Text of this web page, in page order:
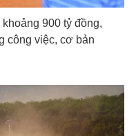
khoảng900 tỷ đồng,
công việc, cơ bản